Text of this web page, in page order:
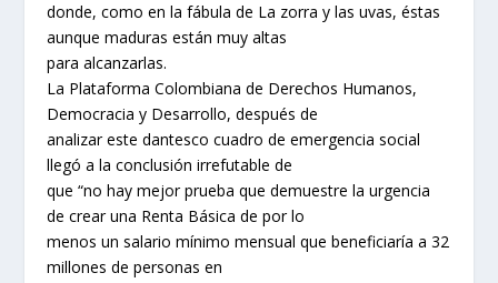
donde, como en la fábula de La zorra y las uvas, éstas
aunque maduras están muy altas
para alcanzarlas.
La Plataforma Colombiana de Derechos Humanos,
Democracia y Desarrollo, después de
analizar este dantesco cuadro de emergencia social
llegó a la conclusión irrefutable de
que “no hay mejor prueba que demuestre la urgencia
de crear una Renta Básica de por lo
menos un salario mínimo mensual que beneficiaría a 32
millones de personas en